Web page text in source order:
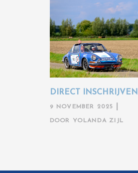
DIRECT INSCHRIJVEN
9 NOVEMBER 2025
DOOR YOLANDA ZIJL